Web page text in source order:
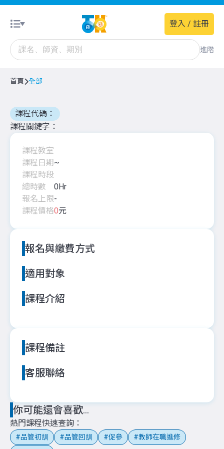
進階
登入 / 註冊
首頁 全部
課程代碼：
課程關鍵字
課程教室
課程日期 ~
課程時段
總時數
0Hr
報名上限-
課程價格0元
報名與繳費方式
適用對象
課程介紹
課程備註
客服聯絡
你可能還會喜歡...
熱門課程快速查詢
品管初訓 品管回訓 促參
教師在職進修